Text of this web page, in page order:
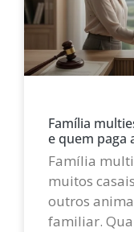
Família
e quem paga
Família
muitos
outros
familiar.